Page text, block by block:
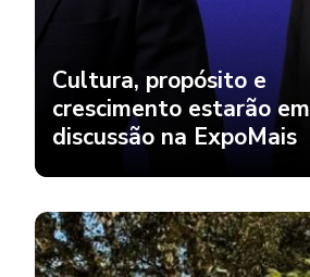
Cultura, propósito e
crescimento estarão em
discussão na ExpoMais